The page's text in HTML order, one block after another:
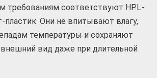
требованиям соответствуют HPL-
пластик. Они не впитывают влагу,
температуры и сохраняют
вид даже при длительной